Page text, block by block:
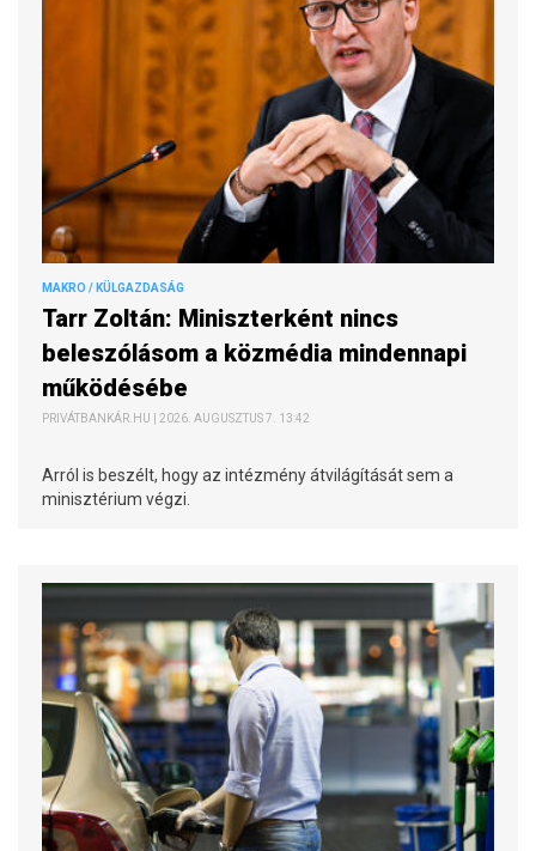
MAKRO / KÜLGAZDASÁG
Tarr Zoltán: Miniszterként nincs
beleszólásom a közmédia mindennapi
működésébe
PRIVÁTBANKÁR.HU | 2026. AUGUSZTUS 7. 13:42
Arról is beszélt, hogy az intézmény átvilágítását sem a
minisztérium végzi.